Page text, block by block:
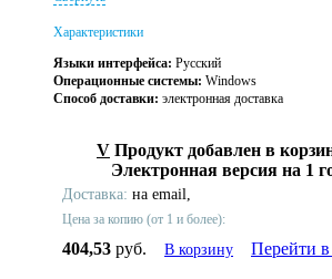
Характеристики
Языки интерфейса: Русский
Операционные системы: Windows
Способ доставки: электронная доставка
V Продукт добавлен в
Электронная версия на 1
Доставка: на email,
Цена за копию (от 1 и более):
404,53 руб. В корзину Перейти в